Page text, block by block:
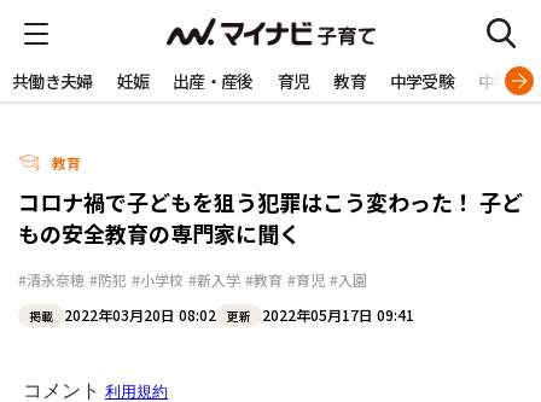
共働き夫婦 妊娠 出産・産後 育児 教育 中学受験 中学生
教育
コロナ禍で子どもを狙う犯罪はこう変わった！ 子ど
もの安全教育の専門家に聞く
#清永奈穂 #防犯 #小学校 #新入学 #教育 #育児 #入園
掲載 2022年03月20日 08:02 更新 2022年05月17日 09:41